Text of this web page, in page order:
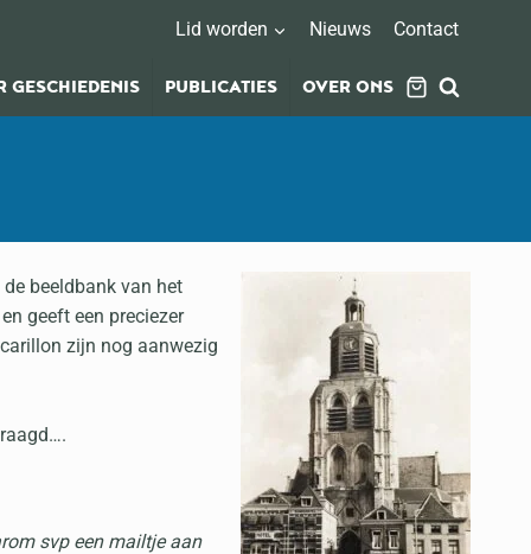
Lid worden Nieuws Contact
GESCHIEDENIS PUBLICATIES OVER ONS
beeldbank van het
geeft een preciezer
zijn nog aanwezig
svp een mailtje aan